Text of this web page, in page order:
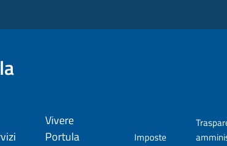
Vivere
Portula
Imposte